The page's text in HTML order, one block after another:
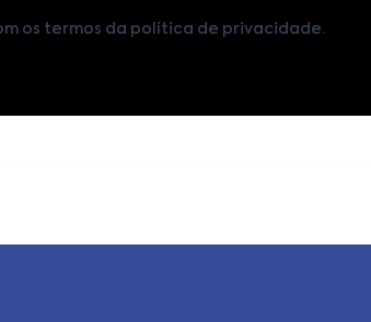
os termos da política de privacidade.